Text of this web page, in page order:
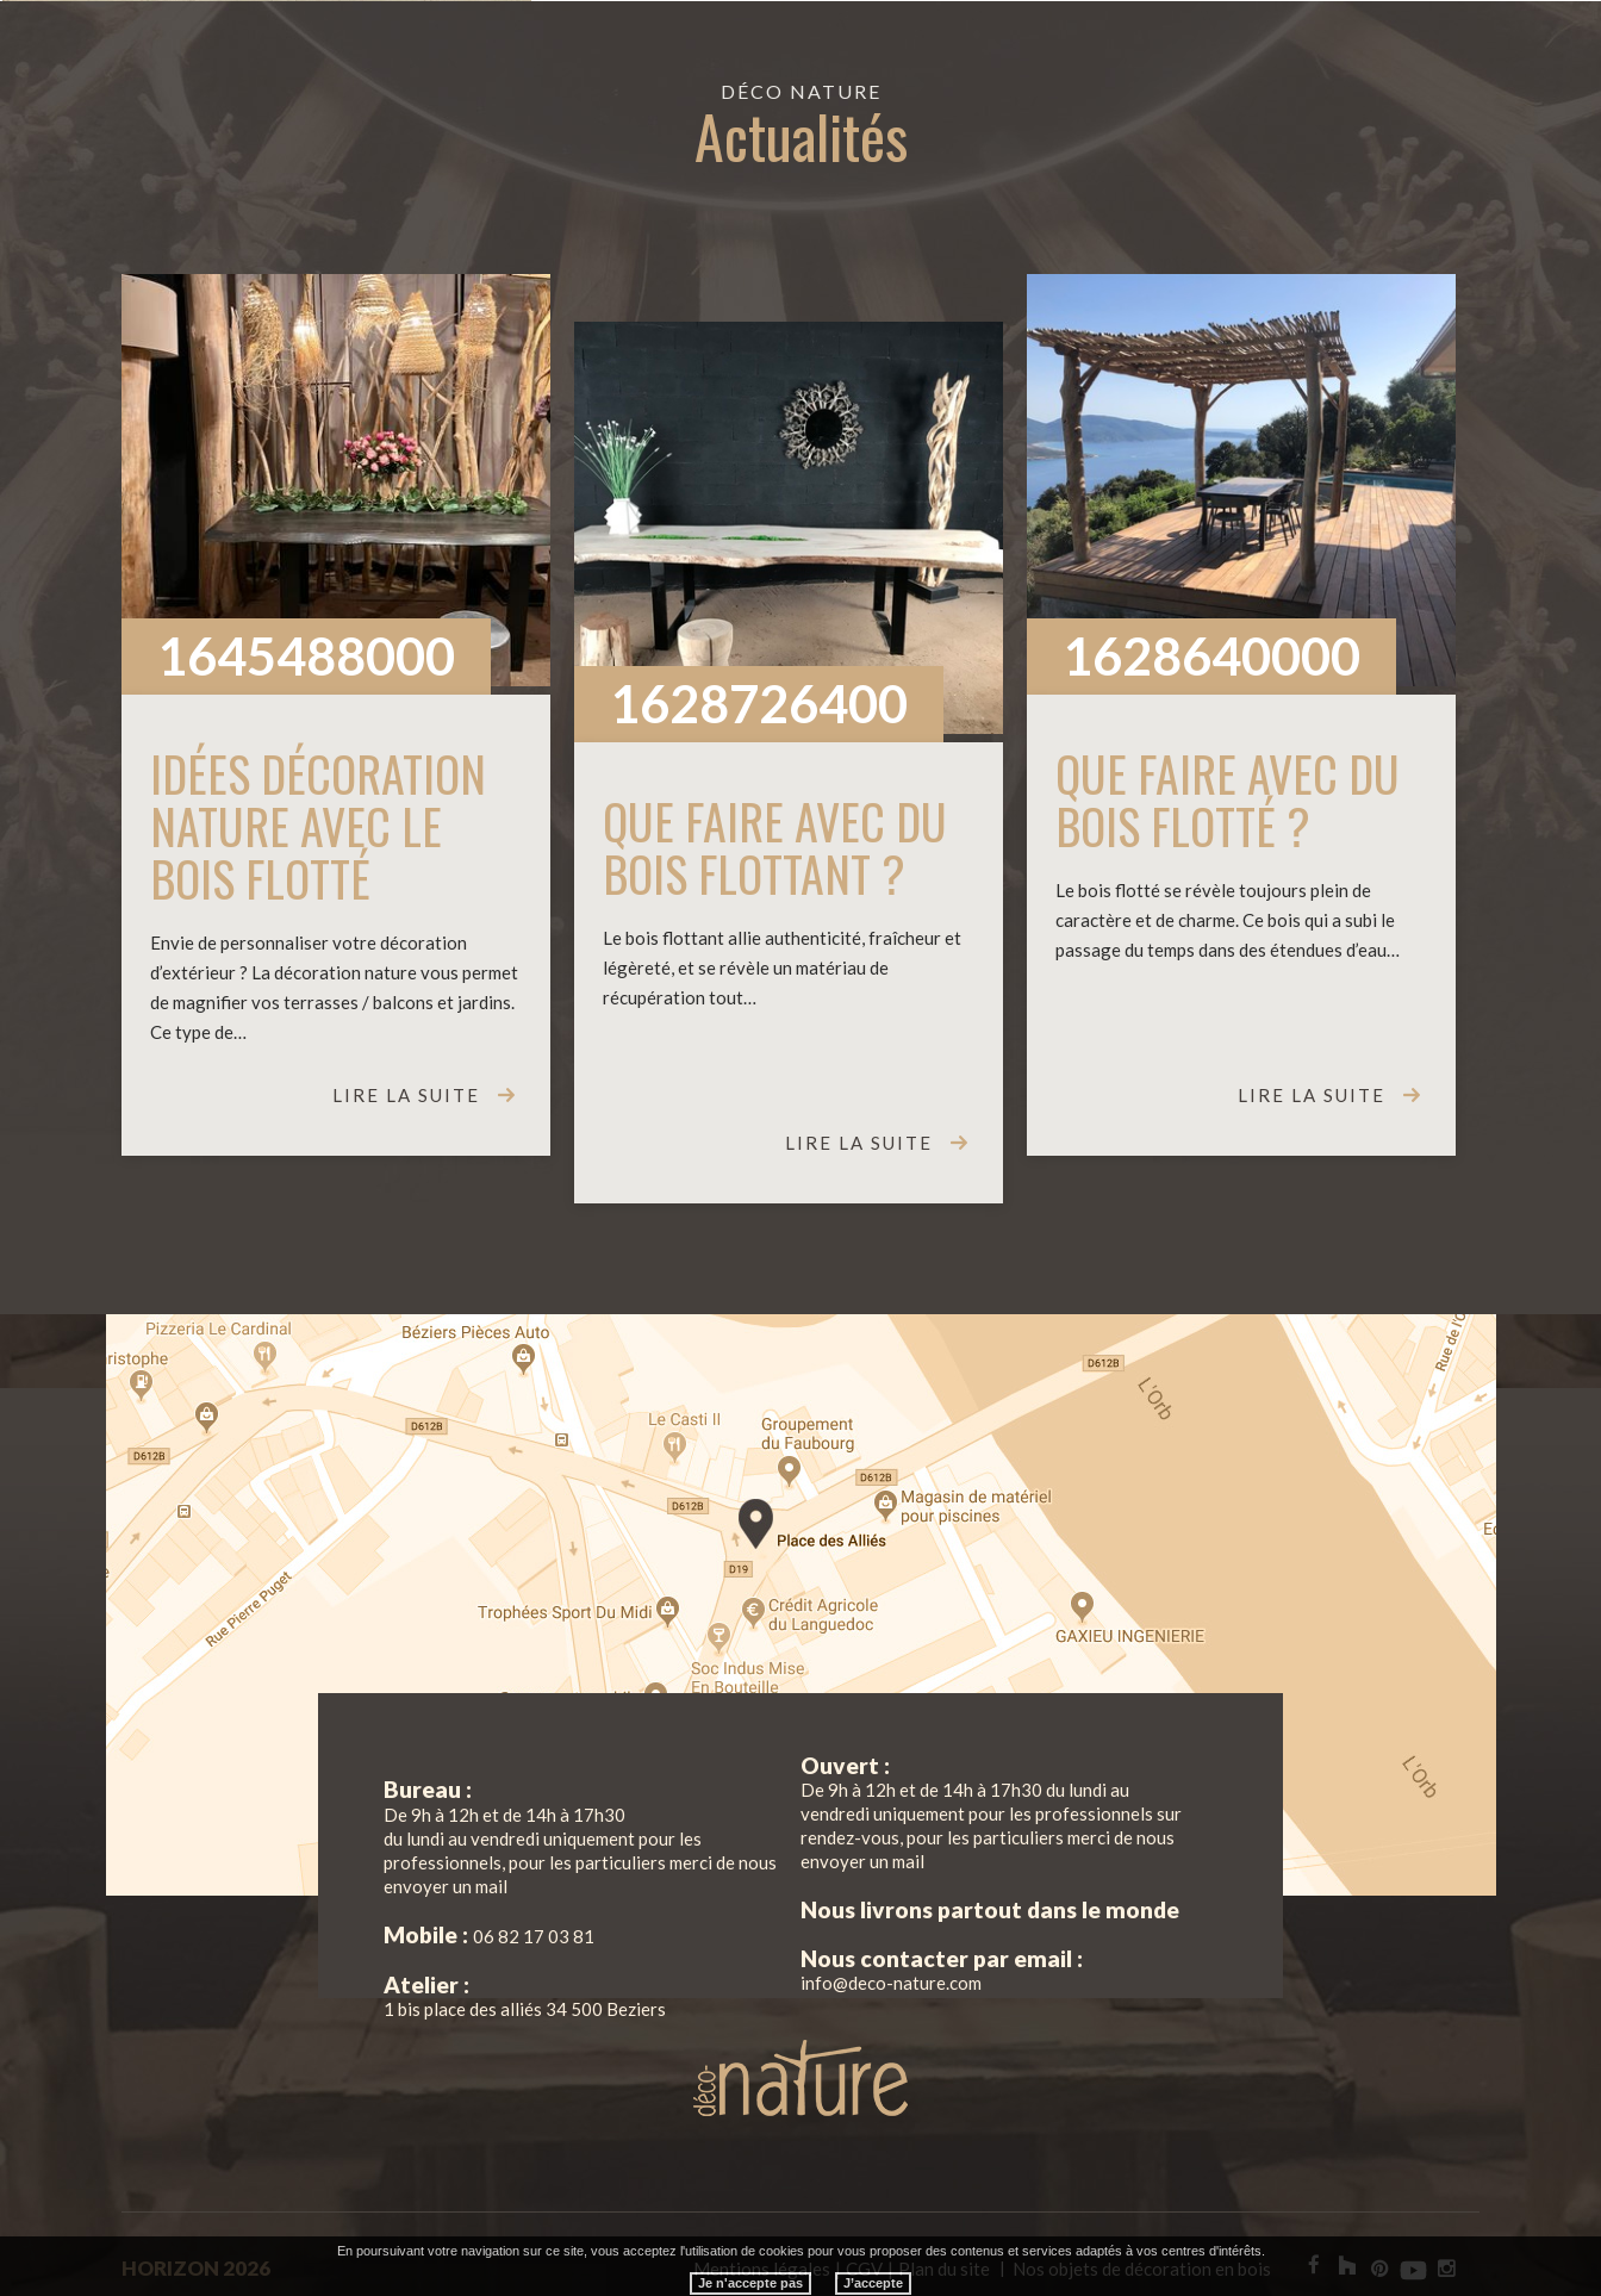
DÉCO NATURE
Actualités
1645488000
IDÉES DÉCORATION
NATURE AVEC LE
BOIS FLOTTÉ
Envie de personnaliser votre décoration
d’extérieur ? La décoration nature vous permet
de magnifier vos terrasses / balcons et jardins.
Ce type de…
LIRE LA SUITE
1628726400
QUE FAIRE AVEC DU
BOIS FLOTTANT ?
Le bois flottant allie authenticité, fraîcheur et
légèreté, et se révèle un matériau de
récupération tout…
LIRE LA SUITE
1628640000
QUE FAIRE AVEC DU
BOIS FLOTTÉ ?
Le bois flotté se révèle toujours plein de
caractère et de charme. Ce bois qui a subi le
passage du temps dans des étendues d’eau…
LIRE LA SUITE
Bureau :
De 9h à 12h et de 14h à 17h30
du lundi au vendredi uniquement pour les
professionnels, pour les particuliers merci de nous
envoyer un mail
Mobile : 06 82 17 03 81
Atelier :
1 bis place des alliés 34 500 Beziers
Ouvert :
De 9h à 12h et de 14h à 17h30 du lundi au
vendredi uniquement pour les professionnels sur
rendez-vous, pour les particuliers merci de nous
envoyer un mail
Nous livrons partout dans le monde
Nous contacter par email :
info@deco-nature.com
Mentions légales CGV Plan du site Nos objets de décoration en bois
HORIZON 2026
En poursuivant votre navigation sur ce site, vous acceptez l'utilisation de cookies pour vous proposer des contenus et services adaptés à vos centres d'intérêts.
Je n'accepte pas